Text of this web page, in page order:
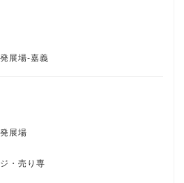
展場-嘉義
展場
・売り専